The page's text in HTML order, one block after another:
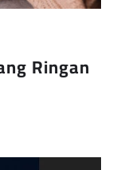
Ringan